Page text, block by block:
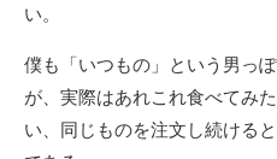
い。
僕も「いつもの」という男っ
が、実際はあれこれ食べてみ
い、同じものを注文し続ける